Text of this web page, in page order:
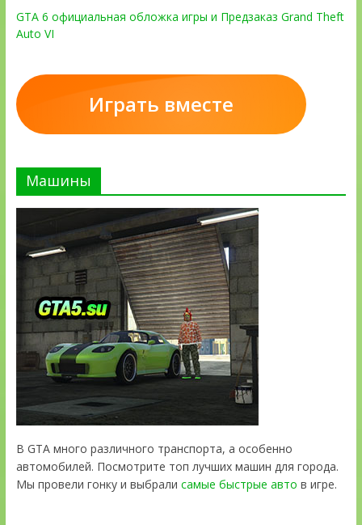
GTA 6 официальная обложка игры и Предзаказ Grand Theft
Auto VI
Играть вместе
Машины
В GTA много различного транспорта, а особенно
автомобилей. Посмотрите топ лучших машин для города.
Мы провели гонку и выбрали самые быстрые авто в игре.